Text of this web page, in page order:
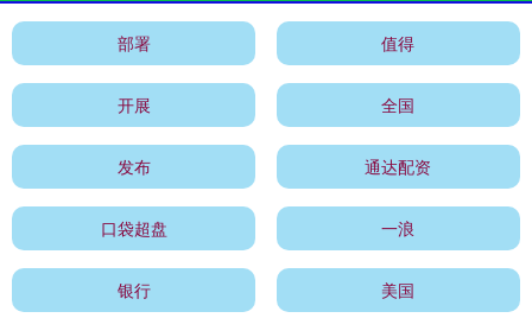
部署 值得
开展 全国
发布 通达配资
口袋超盘 一浪
银行 美国